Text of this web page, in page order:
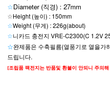
☆Diameter (직경) : 27mm
☆Height (높이) : 150mm
☆Weight (무게) : 226g(about)
☆니카드 충전지 VRE-C2300(C 1.2V
☆완제품은 수축필름(열풍기로 열을가
드립니다.
[조립품 팩전지는 반품및 환불이 안되니 주의